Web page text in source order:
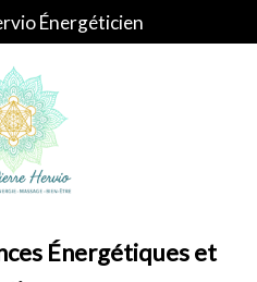
Énergéticien
Énergétiques et